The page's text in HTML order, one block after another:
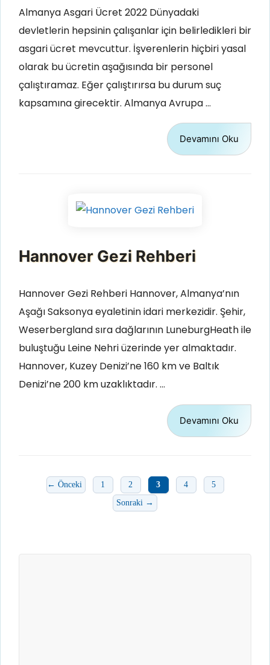
Almanya Asgari Ücret 2022 Dünyadaki
devletlerin hepsinin çalışanlar için belirledikleri bir
asgari ücret mevcuttur. İşverenlerin hiçbiri yasal
olarak bu ücretin aşağısında bir personel
çalıştıramaz. Eğer çalıştırırsa bu durum suç
kapsamına girecektir. Almanya Avrupa …
Devamını Oku
Hannover Gezi Rehberi
Hannover Gezi Rehberi Hannover, Almanya’nın
Aşağı Saksonya eyaletinin idari merkezidir. Şehir,
Weserbergland sıra dağlarının LuneburgHeath ile
buluştuğu Leine Nehri üzerinde yer almaktadır.
Hannover, Kuzey Denizi’ne 160 km ve Baltık
Denizi’ne 200 km uzaklıktadır. …
Devamını Oku
← Önceki Sayfa
1 Sayfa
2 Sayfa
3 Sayfa
4 Sayfa
5
Sonraki →